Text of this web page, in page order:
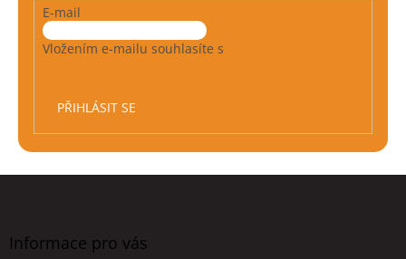
E-mail
Vložením e-mailu souhlasíte s
PŘIHLÁSIT SE
Informace pro vás